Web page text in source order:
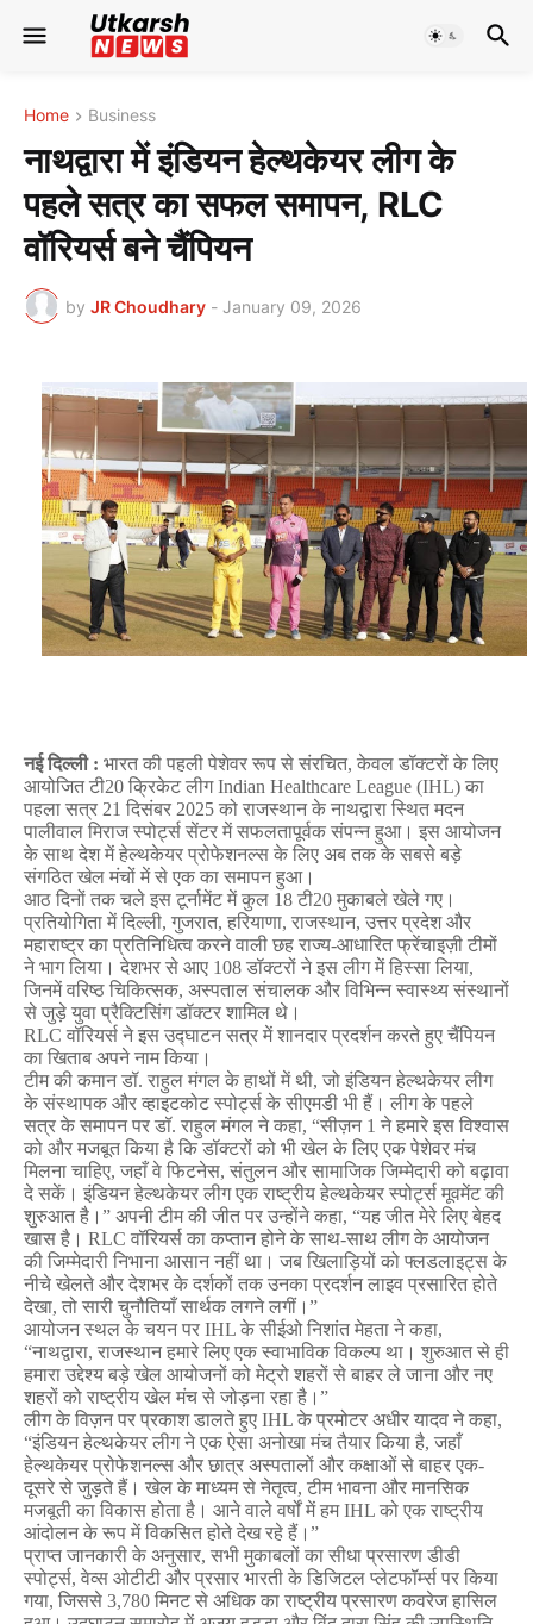
Home Business
नाथद्वारा में इंडियन हेल्थकेयर लीग के
पहले सत्र का सफल समापन, RLC
वॉरियर्स बने चैंपियन
by JR Choudhary - January 09, 2026
नई दिल्ली : भारत की पहली पेशेवर रूप से संरचित, केवल डॉक्टरों के लिए
आयोजित टी20 क्रिकेट लीगIndian Healthcare League (IHL) का
पहला सत्र 21 दिसंबर 2025 को राजस्थान के नाथद्वारा स्थित मदन
पालीवाल मिराज स्पोर्ट्स सेंटर में सफलतापूर्वक संपन्न हुआ। इस आयोजन
के साथ देश में हेल्थकेयर प्रोफेशनल्स के लिए अब तक के सबसे बड़े
संगठित खेल मंचों में से एक का समापन हुआ।
आठ दिनों तक चले इस टूर्नामेंट में कुल 18 टी20 मुकाबले खेले गए।
प्रतियोगिता में दिल्ली, गुजरात, हरियाणा, राजस्थान, उत्तर प्रदेश और
महाराष्ट्र का प्रतिनिधित्व करने वाली छह राज्य-आधारित फ्रेंचाइज़ी टीमों
ने भाग लिया। देशभर से आए 108 डॉक्टरों ने इस लीग में हिस्सा लिया,
जिनमें वरिष्ठ चिकित्सक, अस्पताल संचालक और विभिन्न स्वास्थ्य संस्थानों
से जुड़े युवा प्रैक्टिसिंग डॉक्टर शामिल थे।
RLC वॉरियर्स ने इस उद्घाटन सत्र में शानदार प्रदर्शन करते हुए चैंपियन
का खिताब अपने नाम किया।
टीम की कमान डॉ. राहुल मंगल के हाथों में थी, जो इंडियन हेल्थकेयर लीग
के संस्थापक और व्हाइटकोट स्पोर्ट्स के सीएमडी भी हैं। लीग के पहले
सत्र के समापन पर डॉ. राहुल मंगल ने कहा, “सीज़न1 ने हमारे इस विश्वास
को और मजबूत किया है कि डॉक्टरों को भी खेल के लिए एक पेशेवर मंच
मिलना चाहिए, जहाँ वे फिटनेस, संतुलन और सामाजिक जिम्मेदारी को बढ़ावा
दे सकें। इंडियन हेल्थकेयर लीग एक राष्ट्रीय हेल्थकेयर स्पोर्ट्स मूवमेंट की
शुरुआत है। ” अपनी टीम की जीत पर उन्होंने कहा, “यह जीत मेरे लिए बेहद
खास है। RLC वॉरियर्स का कप्तान होने के साथ-साथ लीग के आयोजन
की जिम्मेदारी निभाना आसान नहीं था। जब खिलाड़ियों को फ्लडलाइट्स के
नीचे खेलते और देशभर के दर्शकों तक उनका प्रदर्शन लाइव प्रसारित होते
देखा, तो सारी चुनौतियाँ सार्थक लगने लगीं। ”
आयोजन स्थल के चयन पर IHL के सीईओ निशांत मेहता ने कहा,
“नाथद्वारा, राजस्थान हमारे लिए एक स्वाभाविक विकल्प था। शुरुआत से ही
हमारा उद्देश्य बड़े खेल आयोजनों को मेट्रो शहरों से बाहर ले जाना और नए
शहरों को राष्ट्रीय खेल मंच से जोड़ना रहा है। ”
लीग के विज़न पर प्रकाश डालते हुए IHL के प्रमोटर अधीर यादव ने कहा,
“इंडियन हेल्थकेयर लीग ने एक ऐसा अनोखा मंच तैयार किया है, जहाँ
हेल्थकेयर प्रोफेशनल्स और छात्र अस्पतालों और कक्षाओं से बाहर एक-
दूसरे से जुड़ते हैं। खेल के माध्यम से नेतृत्व, टीम भावना और मानसिक
मजबूती का विकास होता है। आने वाले वर्षों में हमIHL को एक राष्ट्रीय
आंदोलन के रूप में विकसित होते देख रहे हैं। ”
प्राप्त जानकारी के अनुसार, सभी मुकाबलों का सीधा प्रसारण डीडी
स्पोर्ट्स, वेव्स ओटीटी और प्रसार भारती के डिजिटल प्लेटफॉर्म्स पर किया
गया, जिससे 3,780 मिनट से अधिक का राष्ट्रीय प्रसारण कवरेज हासिल